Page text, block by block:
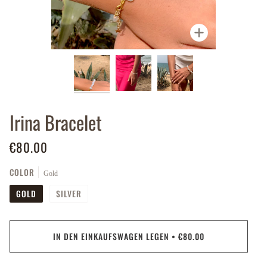
Zoomen
Irina Bracelet
€80.00
COLOR Gold
GOLD SILVER
IN DEN EINKAUFSWAGEN LEGEN • €80.00